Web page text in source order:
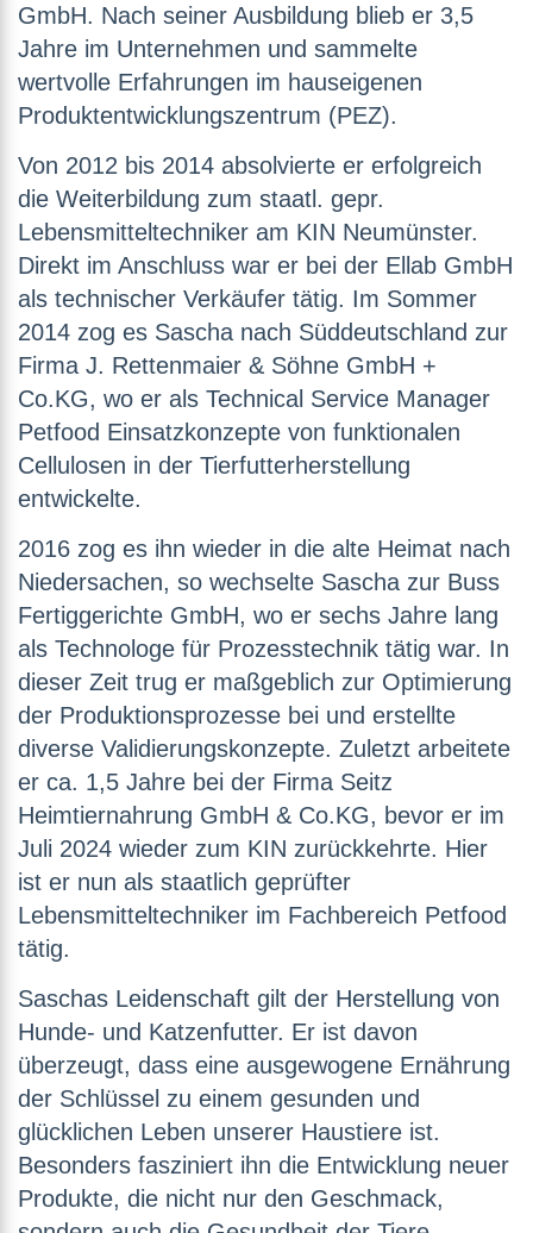
GmbH. Nach seiner Ausbildung blieb er 3,5
Jahre im Unternehmen und sammelte
wertvolle Erfahrungen im hauseigenen
Produktentwicklungszentrum (PEZ).
Von 2012 bis 2014 absolvierte er erfolgreich
die Weiterbildung zum staatl. gepr.
Lebensmitteltechniker am KIN Neumünster.
Direkt im Anschluss war er bei der Ellab GmbH
als technischer Verkäufer tätig. Im Sommer
2014 zog es Sascha nach Süddeutschland zur
Firma J. Rettenmaier & Söhne GmbH +
Co.KG, wo er als Technical Service Manager
Petfood Einsatzkonzepte von funktionalen
Cellulosen in der Tierfutterherstellung
entwickelte.
2016 zog es ihn wieder in die alte Heimat nach
Niedersachen, so wechselte Sascha zur Buss
Fertiggerichte GmbH, wo er sechs Jahre lang
als Technologe für Prozesstechnik tätig war. In
dieser Zeit trug er maßgeblich zur Optimierung
der Produktionsprozesse bei und erstellte
diverse Validierungskonzepte. Zuletzt arbeitete
er ca. 1,5 Jahre bei der Firma Seitz
Heimtiernahrung GmbH & Co.KG, bevor er im
Juli 2024 wieder zum KIN zurückkehrte. Hier
ist er nun als staatlich geprüfter
Lebensmitteltechniker im Fachbereich Petfood
tätig.
Saschas Leidenschaft gilt der Herstellung von
Hunde- und Katzenfutter. Er ist davon
überzeugt, dass eine ausgewogene Ernährung
der Schlüssel zu einem gesunden und
glücklichen Leben unserer Haustiere ist.
Besonders fasziniert ihn die Entwicklung neuer
Produkte, die nicht nur den Geschmack,